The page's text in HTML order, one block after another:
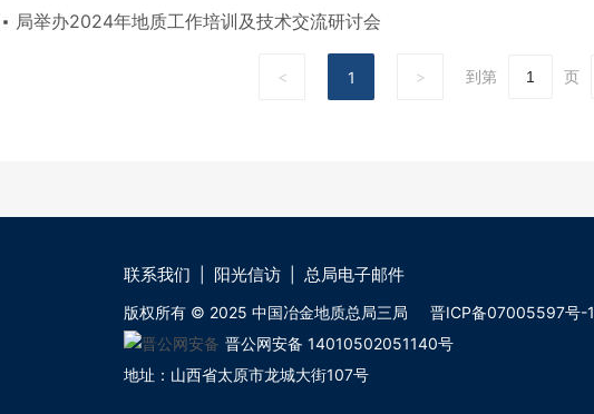
局举办2024年地质工作培训及技术交流研讨会
< 1 > 到第 页
联系我们 阳光信访 总局电子邮件
版权所有 © 2025 中国冶金地质总局三局
晋ICP备07005597号-1
晋公网安备 14010502051140号
地址： 山西省太原市龙城大街107号